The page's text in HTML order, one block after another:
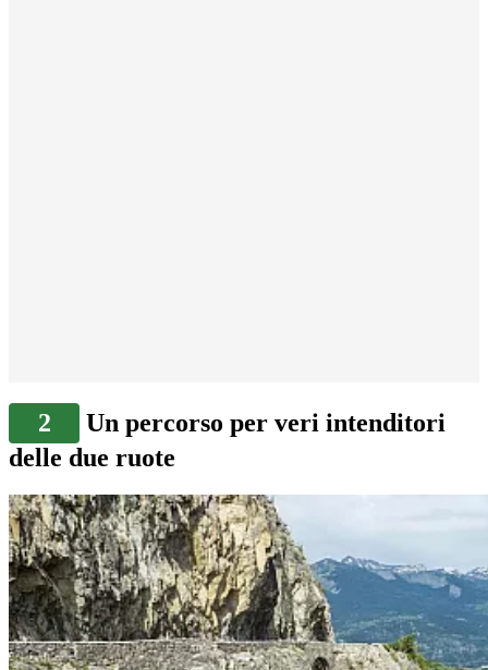
2
Un percorso per veri intenditori
delle due ruote